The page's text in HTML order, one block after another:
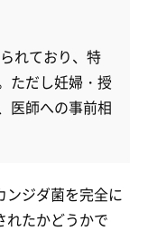
れており、特
ただし妊婦・授
医師への事前相
ンジダ菌を完全に
れたかどうかで